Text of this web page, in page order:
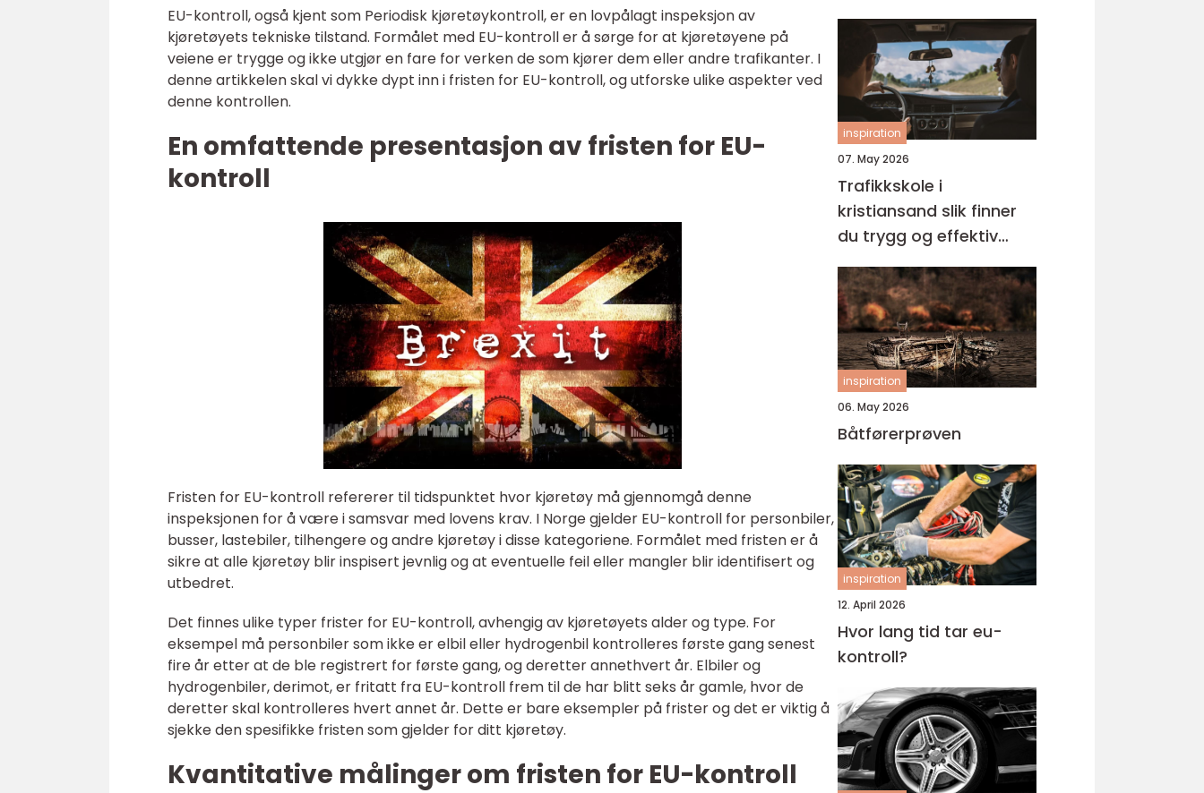
EU-kontroll, også kjent som Periodisk kjøretøykontroll, er en lovpålagt inspeksjon av
kjøretøyets tekniske tilstand. Formålet med EU-kontroll er å sørge for at kjøretøyene på
veiene er trygge og ikke utgjør en fare for verken de som kjører dem eller andre trafikanter. I
denne artikkelen skal vi dykke dypt inn i fristen for EU-kontroll, og utforske ulike aspekter ved
denne kontrollen.
En omfattende presentasjon av fristen for EU-
kontroll
Fristen for EU-kontroll refererer til tidspunktet hvor kjøretøy må gjennomgå denne
inspeksjonen for å være i samsvar med lovens krav. I Norge gjelder EU-kontroll for personbiler,
busser, lastebiler, tilhengere og andre kjøretøy i disse kategoriene. Formålet med fristen er å
sikre at alle kjøretøy blir inspisert jevnlig og at eventuelle feil eller mangler blir identifisert og
utbedret.
Det finnes ulike typer frister for EU-kontroll, avhengig av kjøretøyets alder og type. For
eksempel må personbiler som ikke er elbil eller hydrogenbil kontrolleres første gang senest
fire år etter at de ble registrert for første gang, og deretter annethvert år. Elbiler og
hydrogenbiler, derimot, er fritatt fra EU-kontroll frem til de har blitt seks år gamle, hvor de
deretter skal kontrolleres hvert annet år. Dette er bare eksempler på frister og det er viktig å
sjekke den spesifikke fristen som gjelder for ditt kjøretøy.
Kvantitative målinger om fristen for EU-kontroll
inspiration
07. May 2026
Trafikkskole i
kristiansand slik finner
du trygg og effektiv
opplæring
inspiration
06. May 2026
Båtførerprøven
inspiration
12. April 2026
Hvor lang tid tar eu-
kontroll?